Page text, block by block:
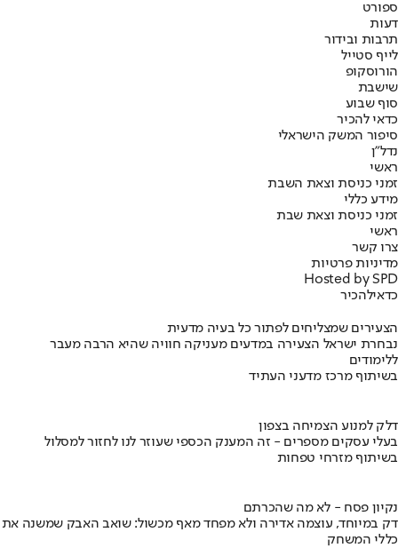
ספורט
דעות
תרבות ובידור
לייף סטייל
הורוסקופ
שישבת
סוף שבוע
כדאי להכיר
סיפור המשק הישראלי
נדל"ן
ראשי
זמני כניסת וצאת השבת
מידע כללי
זמני כניסת וצאת שבת
ראשי
צרו קשר
מדיניות פרטיות
Hosted by SPD
כדאילהכיר
הצעירים שמצליחים לפתור כל בעיה מדעית
נבחרת ישראל הצעירה במדעים מעניקה חוויה שהיא הרבה מעבר
ללימודים
בשיתוף מרכז מדעני העתיד
דלק למנוע הצמיחה בצפון
בעלי עסקים מספרים - זה המענק הכספי שעוזר לנו לחזור למסלול
בשיתוף מזרחי טפחות
נקיון פסח - לא מה שהכרתם
דק במיוחד, עוצמה אדירה ולא מפחד מאף מכשול: שואב האבק שמשנה את
כללי המשחק